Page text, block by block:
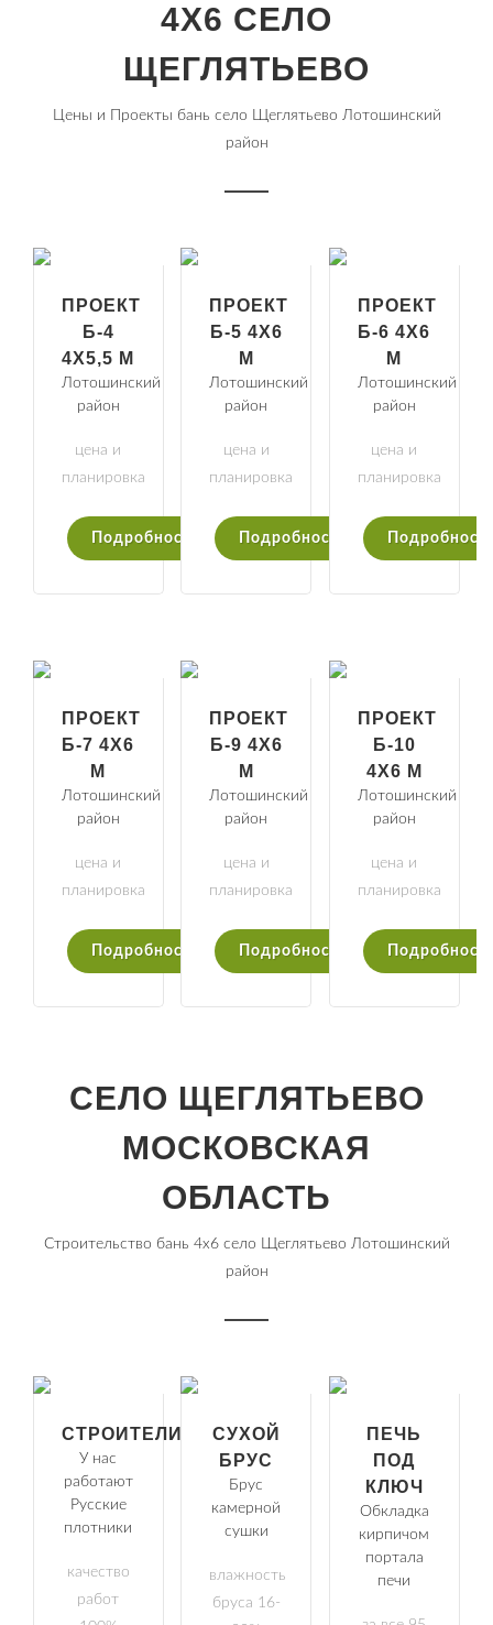
4Х6 СЕЛО
ЩЕГЛЯТЬЕВО
Цены и Проекты бань село Щеглятьево Лотошинский
район
ПРОЕКТ
Б-4
4Х5,5 М
Лотошинский
район
цена и
планировка
Подробности
ПРОЕКТ
Б-5 4Х6
М
Лотошинский
район
цена и
планировка
Подробности
ПРОЕКТ
Б-6 4Х6
М
Лотошинский
район
цена и
планировка
ПРОЕКТ
Б-7 4Х6
М
Лотошинский
район
цена и
планировка
Подробности
ПРОЕКТ
Б-9 4Х6
М
Лотошинский
район
цена и
планировка
Подробности
ПРОЕКТ
Б-10
4Х6 М
Лотошинский
район
цена и
планировка
СЕЛО ЩЕГЛЯТЬЕВО
МОСКОВСКАЯ
ОБЛАСТЬ
Строительство бань 4х6 село Щеглятьево Лотошинский
район
СТРОИТЕЛИ
У нас
работают
Русские
плотники
качество
работ
СУХОЙ
БРУС
Брус
камерной
сушки
влажность
бруса 16-
ПЕЧЬ
ПОД
КЛЮЧ
Обкладка
кирпичом
портала
печи